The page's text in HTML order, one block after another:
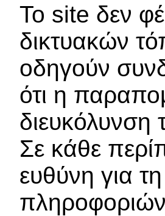
Το site δεν
δικτυακών
οδηγούν
ότι η
διευκόλυνση
Σε κάθε
ευθύνη για